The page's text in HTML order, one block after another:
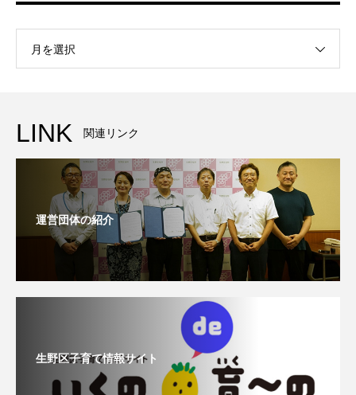
月を選択
LINK 関連リンク
運営団体の紹介
生野区子育て情報サイト